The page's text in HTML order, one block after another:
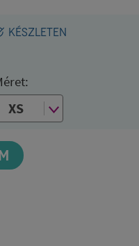
KÉSZLETEN